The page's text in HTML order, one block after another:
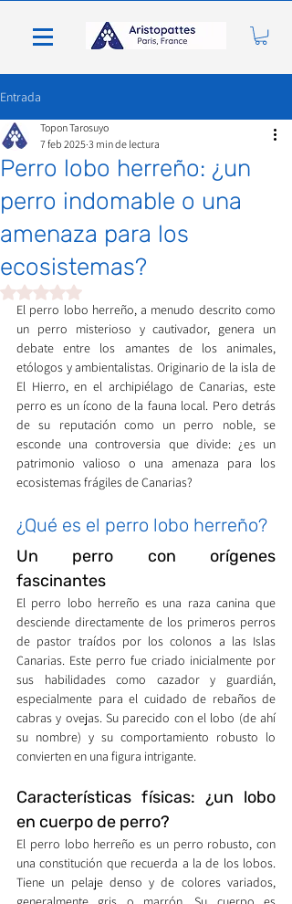
Entrada
Perro lobo herreño: ¿un
perro indomable o una
amenaza para los
ecosistemas?
Topon Tarosuyo
7 feb 2025 3 min de lectura
Obtuvo NaN de 5 estrellas.
El perro lobo herreño, a menudo descrito como
un perro misterioso y cautivador, genera un
debate entre los amantes de los animales,
etólogos y ambientalistas. Originario de la isla de
El Hierro, en el archipiélago de Canarias, este
perro es un ícono de la fauna local. Pero detrás
de su reputación como un perro noble, se
esconde una controversia que divide: ¿es un
patrimonio valioso o una amenaza para los
ecosistemas frágiles de Canarias?
¿Qué es el perro lobo herreño?
Un perro con orígenes
fascinantes
El perro lobo herreño es una raza canina que
desciende directamente de los primeros perros
de pastor traídos por los colonos a las Islas
Canarias. Este perro fue criado inicialmente por
sus habilidades como cazador y guardián,
especialmente para el cuidado de rebaños de
cabras y ovejas. Su parecido con el lobo (de ahí
su nombre) y su comportamiento robusto lo
convierten en una figura intrigante.
Características físicas: ¿un lobo
en cuerpo de perro?
El perro lobo herreño es un perro robusto, con
una constitución que recuerda a la de los lobos.
Tiene un pelaje denso y de colores variados,